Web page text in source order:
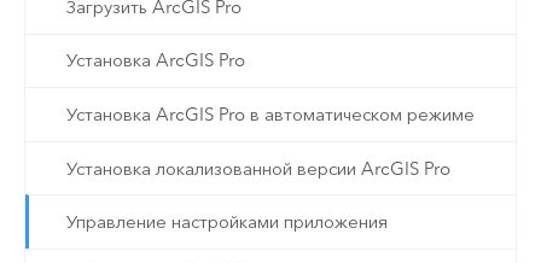
Загрузить ArcGIS Pro
Установка ArcGIS Pro
Установка ArcGIS Pro в автоматическом режиме
Установка локализованной версии ArcGIS Pro
Управление настройками приложения